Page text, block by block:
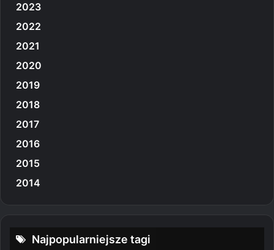
2023
2022
2021
2020
2019
2018
2017
2016
2015
2014
Najpopularniejsze tagi